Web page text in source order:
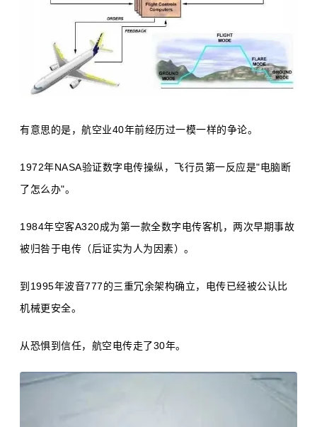
有意思的是，航空业40年前经历过一模一样的争论。
1972年NASA验证数字电传操纵，飞行员第一反应是"电脑断
了怎么办"。
1984年空客A320成为第一款全数字电传客机，两次早期事故
被归咎于电传（后证实为人为因素）。
到1995年波音777的三重冗余架构确立，电传已经被公认比
机械更安全。
从恐惧到信任，航空电传走了30年。